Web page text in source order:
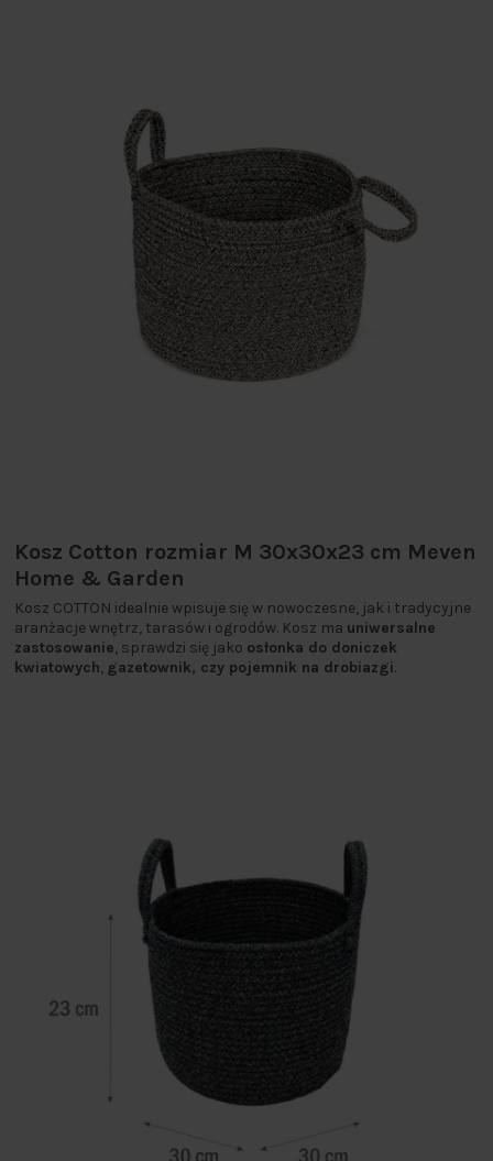
Kosz Cotton rozmiar M 30x30x23 cm Meven
Home & Garden
Kosz COTTON idealnie wpisuje się w nowoczesne, jak i tradycyjne
aranżacje wnętrz, tarasów i ogrodów. Kosz ma uniwersalne
zastosowanie, sprawdzi się jako osłonka do doniczek
kwiatowych, gazetownik, czy pojemnik na drobiazgi.